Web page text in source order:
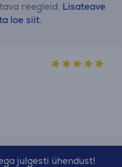
reegleid. Lisateave
loe siit.
julgesti ühendust!